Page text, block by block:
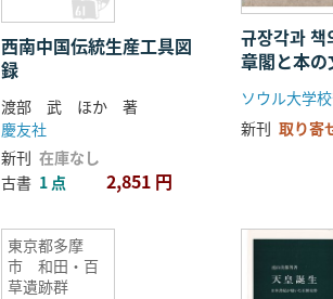
西南中国伝統生産工具図
録
渡部 武 ほか 著
慶友社
新刊 在庫なし
古書 1 点 2,851 円
규장각과
章閣と本
新刊 取り寄
東京都多摩
市 和田・百
草遺跡群